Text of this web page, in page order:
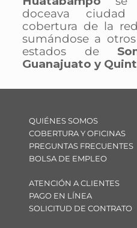
doceava
cobertura de la
sumándose a
estados de
Guanajuato y
QUIÉNES SOMOS
COBERTURA Y OFICINAS
PREGUNTAS FRECUENTES
BOLSA DE EMPLEO
ATENCIÓN A CLIENTES
PAGO EN LÍNEA
SOLICITUD DE CONTRATO